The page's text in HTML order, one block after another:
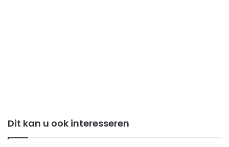
Dit kan u ook interesseren